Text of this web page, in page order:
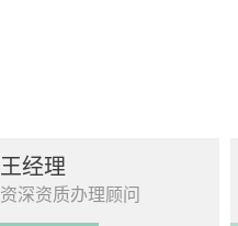
王经理
资深资质办理顾问